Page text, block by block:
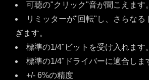
可聴の"クリック"音が聞こえます。
リミッターが"回転"し、さらなる
ぎます。
標準の1/4"ビットを受け入れます。
標準の1/4"ドライバーに適合しま
+/- 6%の精度